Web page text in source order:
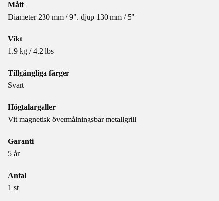
Mått
Diameter 230 mm / 9", djup 130 mm / 5"
Vikt
1.9 kg / 4.2 lbs
Tillgängliga färger
Svart
Högtalargaller
Vit magnetisk övermålningsbar metallgrill
Garanti
5 år
Antal
1 st